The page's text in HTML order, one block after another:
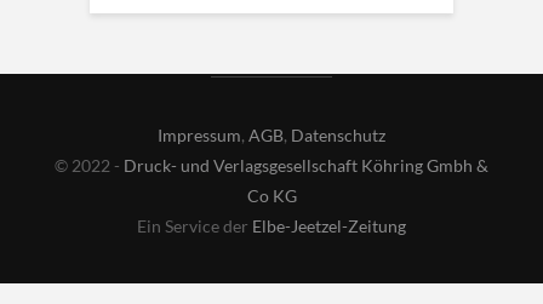
Impressum, AGB, Datenschutz
© 2022 - Druck- und Verlagsgesellschaft Köhring Gmbh &
Co KG
Ein Service der Elbe-Jeetzel-Zeitung